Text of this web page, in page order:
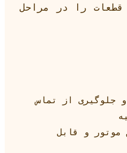
را در مراحل
جلوگیری از تماس
موتور و قابل